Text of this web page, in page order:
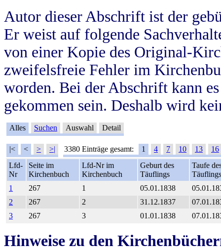
Autor dieser Abschrift ist der
Er weist auf folgende
von einer Kopie des Original-
zweifelsfreie Fehler im
worden. Bei der Abschrift kann
gekommen sein. Deshalb wird
Alles Suchen Auswahl Detail
|< < > >| 3380 Einträge gesamt: 1 4 7 10 13
16
Lfd-
Nr
Seite im
Kirchenbuch
Lfd-Nr im
Kirchenbuch
Geburt des
Täuflings
Taufe
Täuflings
1
267 1 05.01.1838
2
267 2 31.12.1837
3
267 3 01.01.1838
Hinweise zu den